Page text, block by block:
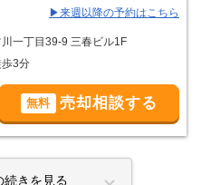
▶来週以降の予約はこちら
一丁目39-9 三春ビル1F
3分
無料 売却相談する
続きを見る